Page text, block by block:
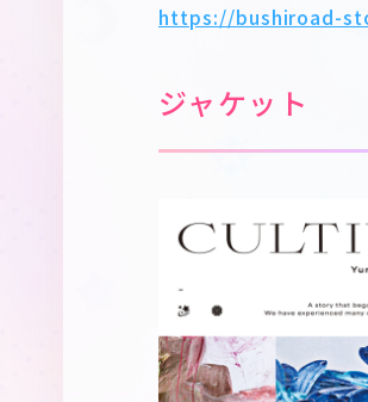
https://bushiroad-
ジャケット